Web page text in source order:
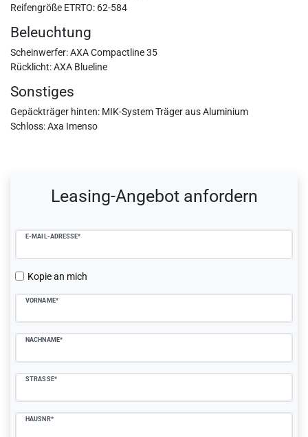
Reifengröße ETRTO: 62-584
Beleuchtung
Scheinwerfer: AXA Compactline 35
Rücklicht: AXA Blueline
Sonstiges
Gepäckträger hinten: MIK-System Träger aus Aluminium
Schloss: Axa Imenso
Leasing-Angebot anfordern
E-MAIL-ADRESSE*
Kopie an mich
VORNAME*
NACHNAME*
STRASSE*
HAUSNR*